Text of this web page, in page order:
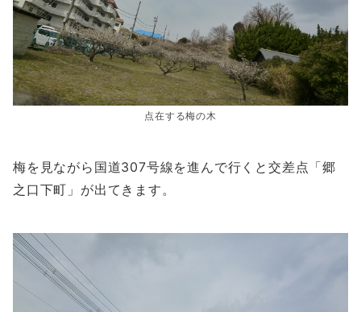
点在する梅の木
梅を見ながら国道307号線を進んで行くと交差点「郷
之口下町」が出てきます。